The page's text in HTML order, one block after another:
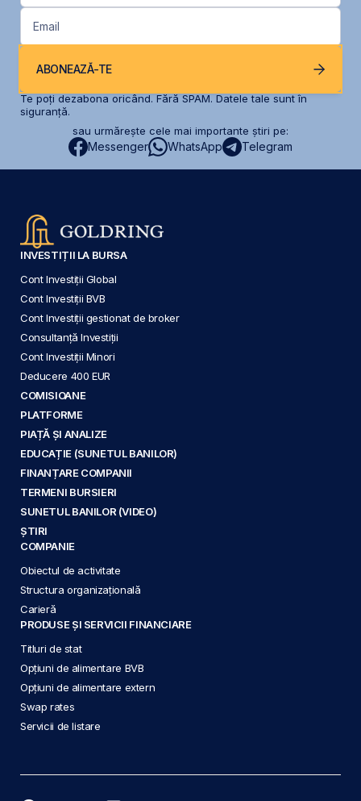
Email
ABONEAZĂ-TE
Te poți dezabona oricând. Fără SPAM. Datele tale sunt în
siguranță.
sau urmărește cele mai importante știri pe:
Messenger WhatsApp Telegram
INVESTIȚII LA BURSA
Cont Investiții Global
Cont Investiții BVB
Cont Investiții gestionat de broker
Consultanță Investiții
Cont Investiții Minori
Deducere 400 EUR
COMISIOANE
PLATFORME
PIAȚĂ ȘI ANALIZE
EDUCAȚIE (SUNETUL BANILOR)
FINANȚARE COMPANII
TERMENI BURSIERI
SUNETUL BANILOR (VIDEO)
ȘTIRI
COMPANIE
Obiectul de activitate
Structura organizațională
Carieră
PRODUSE ȘI SERVICII FINANCIARE
Titluri de stat
Opțiuni de alimentare BVB
Opțiuni de alimentare extern
Swap rates
Servicii de listare